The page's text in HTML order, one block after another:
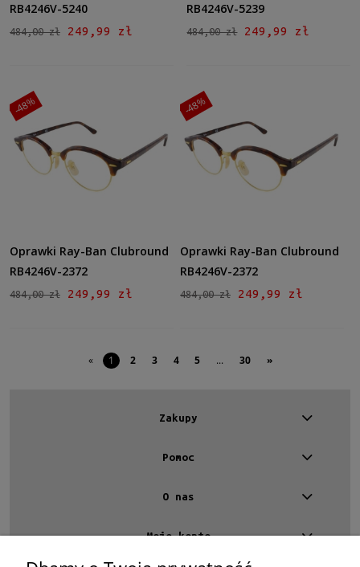
RB4246V-5240
484,00 zł 249,99 zł
RB4246V-5239
484,00 zł 249,99 zł
Oprawki Ray-Ban Clubround
RB4246V-2372
484,00 zł 249,99 zł
-48%
Oprawki Ray-Ban Clubround
RB4246V-2372
484,00 zł 249,99 zł
-48%
« 1 2 3 4 5 ... 30 »
Zakupy
Pomoc
O nas
Moje konto